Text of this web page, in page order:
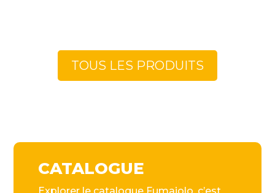
TOUS LES PRODUITS
CATALOGUE
Explorer le catalogue Fumaiolo, c’est